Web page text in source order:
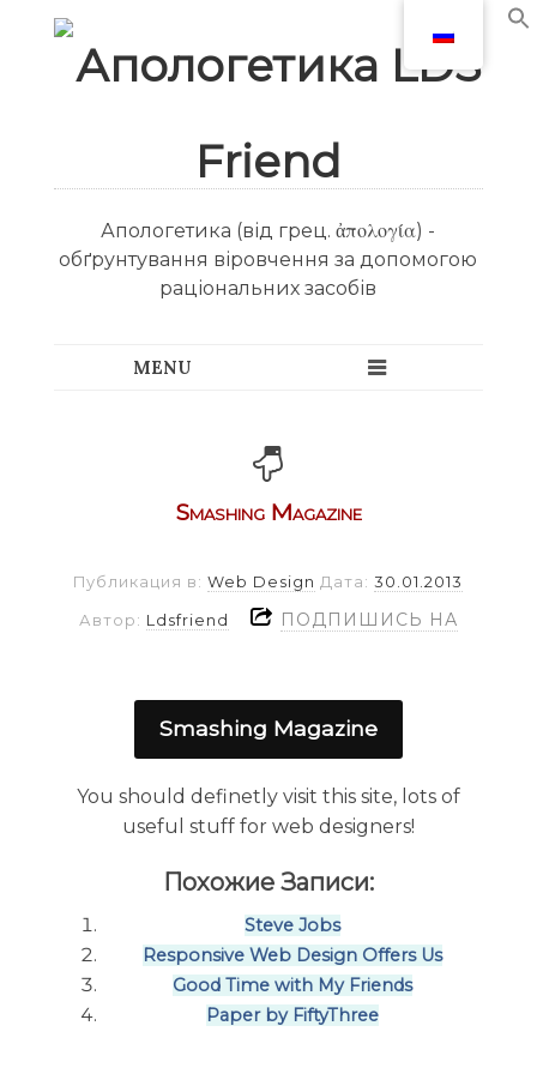
Апологетика (від грец. ἀπολογία) -
обґрунтування віровчення за допомогою
раціональних засобів
Smashing Magazine
Публикация в:Web Design Дата:30.01.2013
Автор: Ldsfriend ПОДПИШИСЬ НА
Smashing Magazine
You should definetly visit this site, lots of
useful stuff for web designers!
Похожие Записи:
Steve Jobs
Responsive Web Design Offers Us
Good Time with My Friends
Paper by FiftyThree